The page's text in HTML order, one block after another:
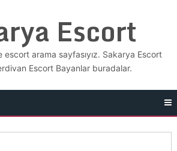
Escort
escort arama sayfasıyız. Sakarya Escort
Escort Bayanlar buradalar.